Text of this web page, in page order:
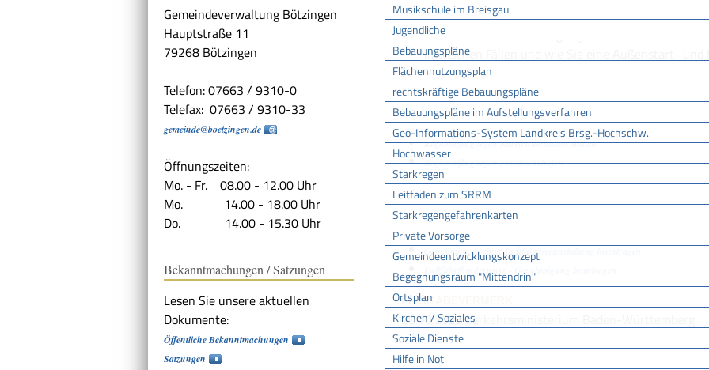
Musikschule im Breisgau
Jugendliche
Bebauungspläne
Flächennutzungsplan
rechtskräftige Bebauungspläne
Bebauungspläne im Aufstellungsverfahren
Geo-Informations-System Landkreis Brsg.-Hochschw.
Hochwasser
Starkregen
Leitfaden zum SRRM
Starkregengefahrenkarten
Private Vorsorge
Gemeindeentwicklungskonzept
Begegnungsraum "Mittendrin"
Ortsplan
Kirchen / Soziales
Soziale Dienste
Hilfe in Not
Gemeindeverwaltung Bötzingen
Hauptstraße 11
79268 Bötzingen
Telefon: 07663 / 9310-0
Telefax: 07663 / 9310-33
gemeinde@boetzingen.de
Öffnungszeiten:
Mo. - Fr. 08.00 - 12.00 Uhr
Mo. 14.00 - 18.00 Uhr
Do. 14.00 - 15.30 Uhr
Bekanntmachungen / Satzungen
Lesen Sie unsere aktuellen
Dokumente:
Öffentliche Bekanntmachungen
Satzungen
wie Sie eine Genehmigung für den Massenaufstieg
was Sie bei der Genehmigung von
in welchen Fällen und wie Sie eine Außenstart- und
können.
VERTIEFENDE INFORMATIONEN
Landesflughafen Stuttgart
Regionalflughafen Karlsruhe/Baden-Baden
Regionalflughafen Friedrichshafen
ZUGEHÖRIGE LEISTUNGEN
Aufstieg von Kinderluftballonen - Erlaubnis beantragen
Erlaubnis beantragen für Außenstart und Außenlandung von
Genehmigung einer Luftfahrtveranstaltung beantragen
Luftfahrthindernisse - Genehmigung beantragen
FREIGABEVERMERK
20.10.2025Verkehrsministerium Baden-Württemberg